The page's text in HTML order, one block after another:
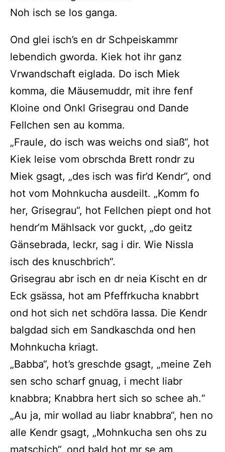
Noh isch se los ganga.
Ond glei isch’s en dr Schpeiskammr
lebendich gworda. Kiek hot ihr ganz
Vrwandschaft eiglada. Do isch Miek
komma, die Mäusemuddr, mit ihre fenf
Kloine ond Onkl Grisegrau ond Dande
Fellchen sen au komma.
„Fraule, do isch was weichs ond siaß“, hot
Kiek leise vom obrschda Brett rondr zu
Miek gsagt, „des isch was fir’d Kendr“, ond
hot vom Mohnkucha ausdeilt. „Komm fo
her, Grisegrau“, hot Fellchen piept ond hot
hendr’m Mählsack vor guckt, „do geitz
Gänsebrada, leckr, sag i dir. Wie Nissla
isch des knuschbrich“.
Grisegrau abr isch en dr neia Kischt en dr
Eck gsässa, hot am Pfeffrkucha knabbrt
ond hot sich net schdöra lassa. Die Kendr
balgdad sich em Sandkaschda ond hen
Mohnkucha kriagt.
„Babba“, hot’s greschde gsagt, „meine Zeh
sen scho scharf gnuag, i mecht liabr
knabbra; Knabbra hert sich so schee ah.“
„Au ja, mir wollad au liabr knabbra“, hen no
alle Kendr gsagt, „Mohnkucha sen ohs zu
matschich“, ond bald hot mr se am